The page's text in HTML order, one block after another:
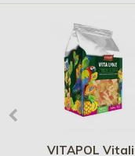
VITAPOL